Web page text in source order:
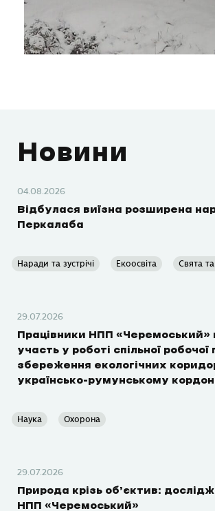
Новини
04.08.2026
Відбулася виїзна розширена
Перкалаба
Наради та зустрічі Екоосвіта Свята та
29.07.2026
Працівники НПП «Черемоський»
участь у роботі спільної
збереження екологічних
українсько-румунському
Наука Охорона
29.07.2026
Природа крізь об’єктив:
НПП «Черемоський»